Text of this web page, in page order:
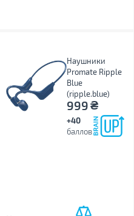
Наушники
Promate Ripple
Blue
(ripple.blue)
999₴
+40
баллов